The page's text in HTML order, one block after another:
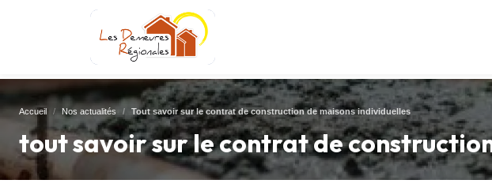
Accueil Nos actualités Tout savoir sur le contrat de construction de maisons individuelles
tout savoir sur le contrat de